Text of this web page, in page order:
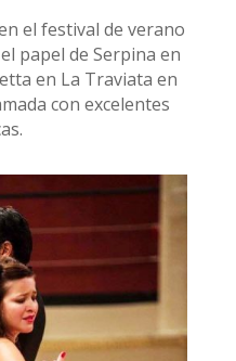
el festival de verano
papel de Serpina en
en La Traviata en
con excelentes